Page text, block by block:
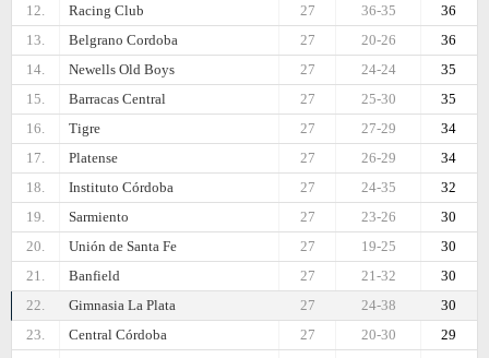
12.
Racing Club 36
36-35
27
13.
Belgrano Cordoba 36
20-26
27
14.
Newells Old Boys 35
24-24
27
15.
Barracas Central 35
25-30
27
16.
Tigre 34
27-29
27
17.
Platense 34
26-29
27
18.
Instituto Córdoba 32
24-35
27
19.
Sarmiento 30
23-26
27
20.
Unión de Santa Fe 30
19-25
27
21.
Banfield 30
21-32
27
22.
Gimnasia La Plata 30
24-38
27
23.
Central Córdoba 29
20-30
27